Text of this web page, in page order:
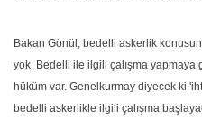
Bakan Gönül, bedelli askerlik
yok. Bedelli ile ilgili çalışma
hüküm var. Genelkurmay diyecek ki
bedelli askerlikle ilgili çalışma